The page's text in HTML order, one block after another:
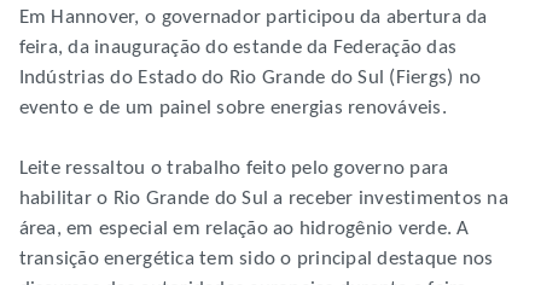
Em Hannover, o governador participou da abertura da
feira, da inauguração do estande da Federação das
Indústrias do Estado do Rio Grande do Sul (Fiergs) no
evento e de um painel sobre energias renováveis.
Leite ressaltou o trabalho feito pelo governo para
habilitar o Rio Grande do Sul a receber investimentos na
área, em especial em relação ao hidrogênio verde. A
transição energética tem sido o principal destaque nos